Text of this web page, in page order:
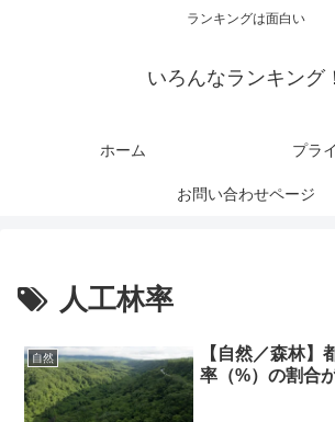
ランキングは面白い
いろんなランキング！
ホーム プラ
お問い合わせページ
人工林率
自然
【自然／森林】
率（%）の割合